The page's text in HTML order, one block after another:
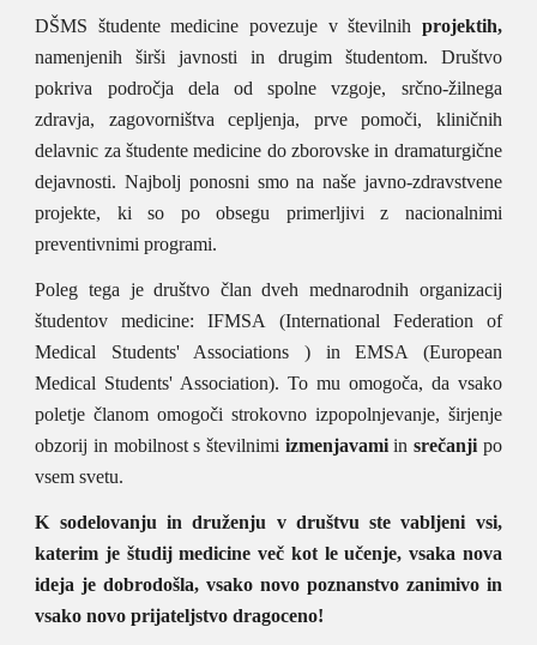
DŠMS študente medicine povezuje vštevilnih projektih,
namenjenih širši javnosti in drugim študentom. Društvo
pokriva področja dela od spolne vzgoje, srčno-žilnega
zdravja, zagovorništva cepljenja, prve pomoči, kliničnih
delavnic za študente medicine do zborovske in dramaturgične
dejavnosti. Najbolj ponosni smo na naše javno-zdravstvene
projekte, ki so po obsegu primerljivi z nacionalnimi
preventivnimi programi.
Poleg tega je društvo član dveh mednarodnih organizacij
študentov medicine: IFMSA (International Federation of
Medical Students' Associations ) in EMSA (European
Medical Students' Association). To mu omogoča, da vsako
poletje članom omogoči strokovno izpopolnjevanje, širjenje
obzorij in mobilnost s številnimi izmenjavamiin srečanjipo
vsem svetu.
K sodelovanju in druženju v društvu ste vabljeni vsi,
katerim je študij medicine več kot le učenje, vsaka nova
ideja je dobrodošla, vsako novo poznanstvo zanimivo in
vsako novo prijateljstvo dragoceno!